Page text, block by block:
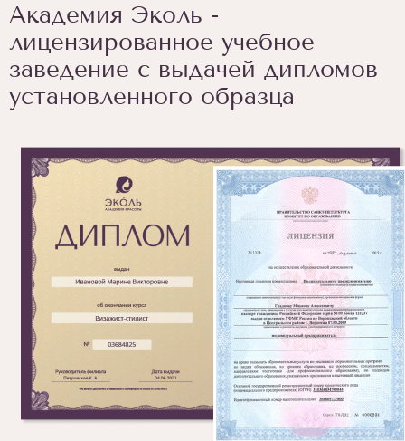
Академия Эколь -
лицензированное учебное
заведение с выдачей дипломов
установленного образца